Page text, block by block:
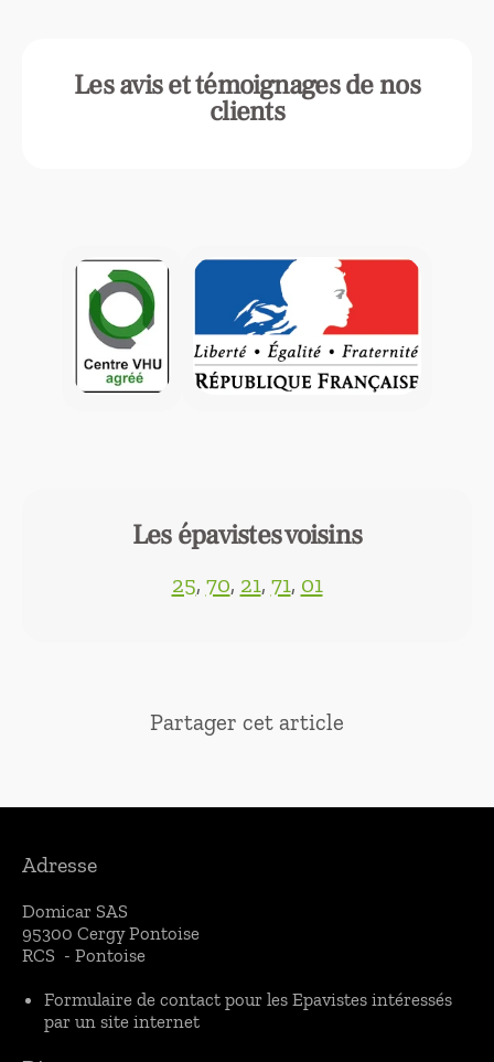
Les avis et témoignages de nos
clients
Les épavistes voisins
25, 70, 21, 71, 01
Partager cet article
Adresse
Domicar SAS
95300 CergyPontoise
RCS - Pontoise
Formulaire de contact pour les Epavistes intéressés
par un site internet